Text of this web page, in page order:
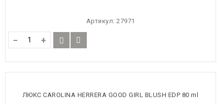
Артикул: 27971
− +
ЛЮКС CAROLINA HERRERA GOOD GIRL BLUSH EDP 80 ml